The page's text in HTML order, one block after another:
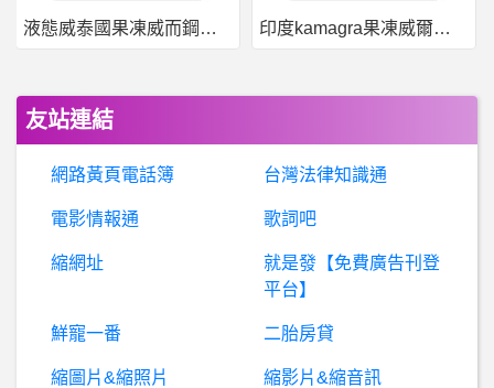
葡萄牙- 波爾圖回里斯本機場
高
雄- 急 寶寶撞傷可能需要縫求高雄診所 急 寶寶撞傷可能需要縫求高雄診所
電
影- 尚氣少了最後一段大戰評價會變更高嗎? 尚氣少了最後一段大戰評價會變更高嗎?
希洽-一拳超人毀我三觀了.. 一拳超人毀我三觀了..
銀行服務- 在台外國銀行協助於境外開戶服務
液態威泰國果凍威而鋼哪裡買 印度kamagra果凍威爾剛用於治療男性勃起功能障礙
友站連結
網路黃頁電話簿 台灣法律知識通
電影情報通 歌詞吧
縮網址
就是發【免費廣告刊登
平台】
鮮寵一番 二胎房貸
縮圖片&縮照片 縮影片&縮音訊